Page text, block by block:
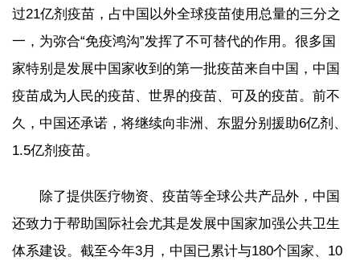
过21亿剂疫苗，占中国以外全球疫苗使用总量的三分之
一，为弥合“免疫鸿沟”发挥了不可替代的作用。很多国
家特别是发展中国家收到的第一批疫苗来自中国，中国
疫苗成为人民的疫苗、世界的疫苗、可及的疫苗。前不
久，中国还承诺，将继续向非洲、东盟分别援助6亿剂、
1.5亿剂疫苗。
除了提供医疗物资、疫苗等全球公共产品外，中国
还致力于帮助国际社会尤其是发展中国家加强公共卫生
体系建设。截至今年3月，中国已累计与180个国家、10